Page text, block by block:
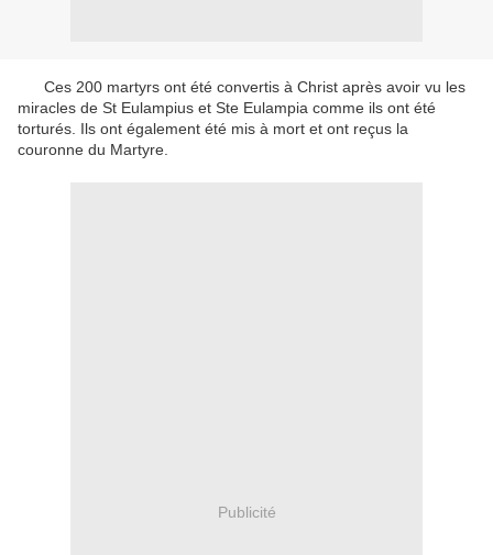
Ces 200 martyrs ont été convertis à Christ après avoir vu les
miracles de St Eulampius et Ste Eulampia comme ils ont été
torturés Ils ont également été mis à mort et ont reçus la
couronne du Martyre
Publicité